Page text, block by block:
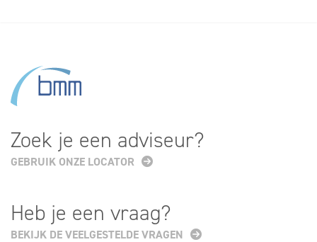
Zoek je een adviseur?
GEBRUIK ONZE LOCATOR
Heb je een vraag?
BEKIJK DE VEELGESTELDE VRAGEN